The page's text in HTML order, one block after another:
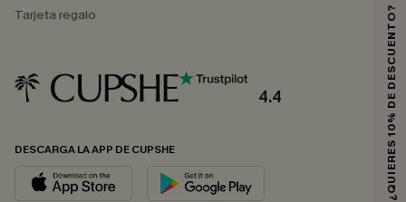
Tarjeta regalo
4.4
DESCARGA LA APP DE CUPSHE ¿QUIERES 10% DE DESCUENTO?